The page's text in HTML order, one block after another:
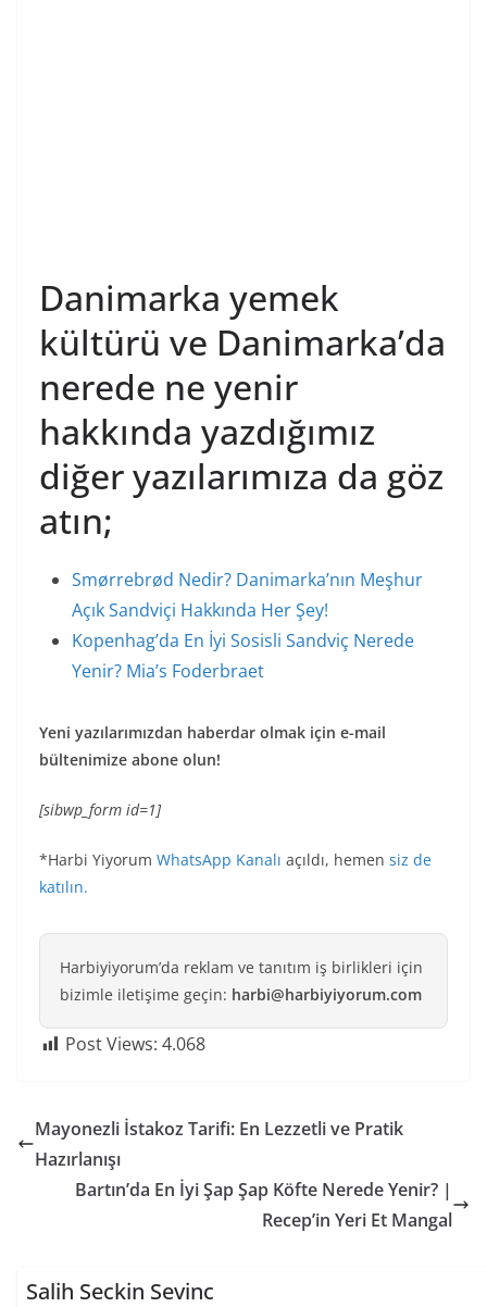
Danimarka yemek
kültürü ve Danimarka’da
nerede ne yenir
hakkında yazdığımız
diğer yazılarımıza da göz
atın;
Smørrebrød Nedir? Danimarka’nın Meşhur
Açık Sandviçi Hakkında Her Şey!
Kopenhag’da En İyi Sosisli Sandviç Nerede
Yenir? Mia’s Foderbraet
Yeni yazılarımızdan haberdar olmak için e-mail
bültenimize abone olun!
[sibwp_form id=1]
*Harbi Yiyorum WhatsApp Kanalı açıldı, hemen siz de
katılın.
Harbiyiyorum’da reklam ve tanıtım iş birlikleri için
bizimle iletişime geçin: harbi@harbiyiyorum.com
Post Views: 4.068
Mayonezli İstakoz Tarifi: En Lezzetli ve Pratik
Hazırlanışı
Bartın’da En İyi Şap Şap Köfte Nerede Yenir? |
Recep’in Yeri Et Mangal
Salih Seckin Sevinc